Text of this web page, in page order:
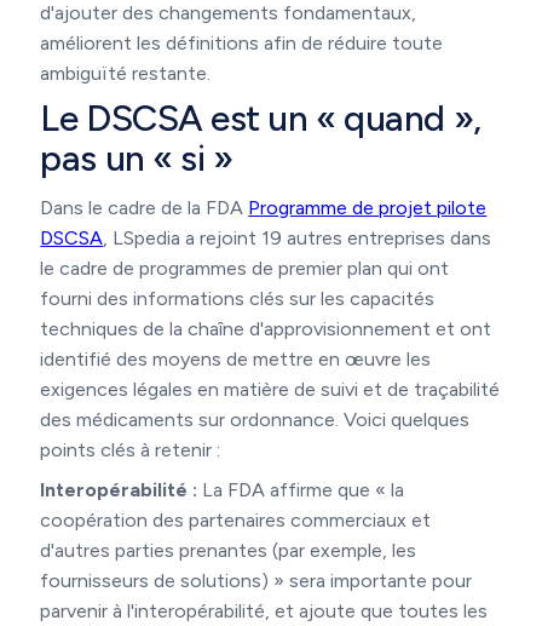
d'ajouter des changements fondamentaux,
améliorent les définitions afin de réduire toute
ambiguïté restante.
Le DSCSA est un « quand »,
pas un « si »
Dans le cadre de la FDA Programme de projet pilote
DSCSA, LSpedia a rejoint 19 autres entreprises dans
le cadre de programmes de premier plan qui ont
fourni des informations clés sur les capacités
techniques de la chaîne d'approvisionnement et ont
identifié des moyens de mettre en œuvre les
exigences légales en matière de suivi et de traçabilité
des médicaments sur ordonnance. Voici quelques
points clés à retenir :
Interopérabilité : La FDA affirme que « la
coopération des partenaires commerciaux et
d'autres parties prenantes (par exemple, les
fournisseurs de solutions) » sera importante pour
parvenir à l'interopérabilité, et ajoute que toutes les